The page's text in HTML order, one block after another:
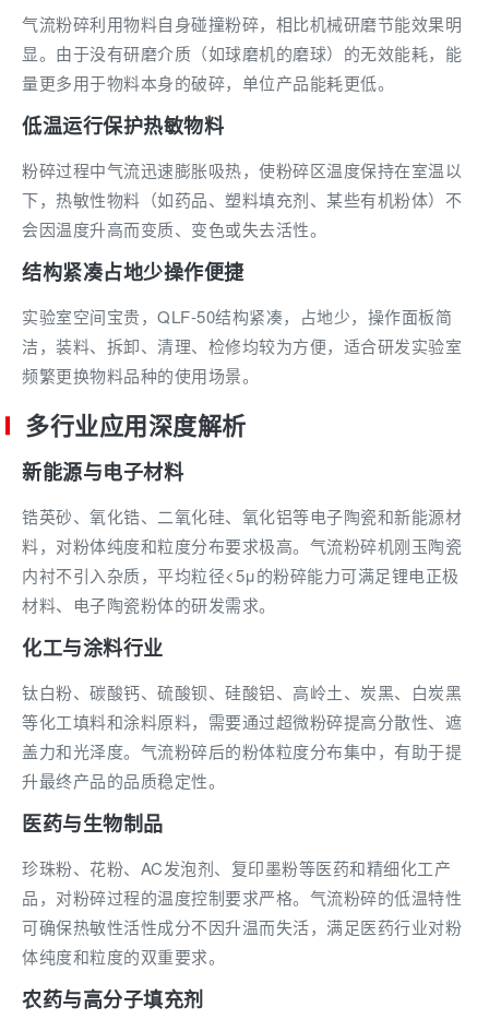
气流粉碎利用物料自身碰撞粉碎，相比机械研磨节能效果明
显。由于没有研磨介质（如球磨机的磨球）的无效能耗，能
量更多用于物料本身的破碎，单位产品能耗更低。
低温运行保护热敏物料
粉碎过程中气流迅速膨胀吸热，使粉碎区温度保持在室温以
下，热敏性物料（如药品、塑料填充剂、某些有机粉体）不
会因温度升高而变质、变色或失去活性。
结构紧凑占地少操作便捷
实验室空间宝贵，QLF-50结构紧凑，占地少，操作面板简
洁，装料、拆卸、清理、检修均较为方便，适合研发实验室
频繁更换物料品种的使用场景。
多行业应用深度解析
新能源与电子材料
锆英砂、氧化锆、二氧化硅、氧化铝等电子陶瓷和新能源材
料，对粉体纯度和粒度分布要求极高。气流粉碎机刚玉陶瓷
内衬不引入杂质，平均粒径<5μ的粉碎能力可满足锂电正极
材料、电子陶瓷粉体的研发需求。
化工与涂料行业
钛白粉、碳酸钙、硫酸钡、硅酸铝、高岭土、炭黑、白炭黑
等化工填料和涂料原料，需要通过超微粉碎提高分散性、遮
盖力和光泽度。气流粉碎后的粉体粒度分布集中，有助于提
升最终产品的品质稳定性。
医药与生物制品
珍珠粉、花粉、AC发泡剂、复印墨粉等医药和精细化工产
品，对粉碎过程的温度控制要求严格。气流粉碎的低温特性
可确保热敏性活性成分不因升温而失活，满足医药行业对粉
体纯度和粒度的双重要求。
农药与高分子填充剂